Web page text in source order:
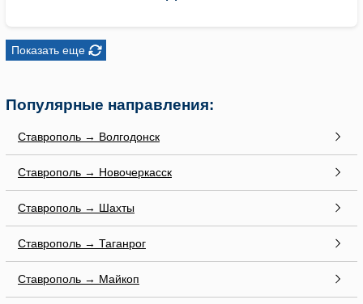
Показать еще
Популярные направления:
Ставрополь → Волгодонск
Ставрополь → Новочеркасск
Ставрополь → Шахты
Ставрополь → Таганрог
Ставрополь → Майкоп